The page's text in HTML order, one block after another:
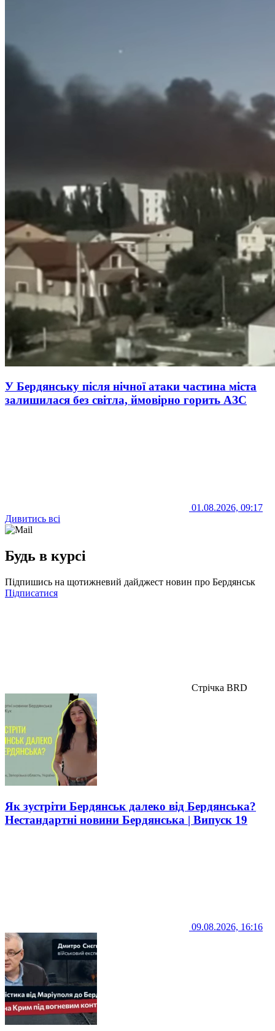
У Бердянську після нічної атаки частина міста
залишилася без світла, ймовірно горить АЗС
01.08.2026, 09:17
Дивитись всі
Будь в курсі
Підпишись на щотижневий дайджест новин про Бердянськ
Підписатися
Стрічка BRD
Як зустріти Бердянськ далеко від Бердянська?
Нестандартні новини Бердянська | Випуск 19
09.08.2026, 16:16